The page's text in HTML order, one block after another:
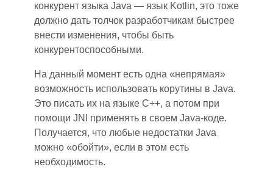
конкурент языка Java — язык Kotlin, это тоже
должно дать толчок разработчикам быстрее
внести изменения, чтобы быть
конкурентоспособными.
На данный момент есть одна «непрямая»
возможность использовать корутины в Java.
Это писать их на языке С++, а потом при
помощи JNI применять в своем Java-коде.
Получается, что любые недостатки Java
можно «обойти», если в этом есть
необходимость.